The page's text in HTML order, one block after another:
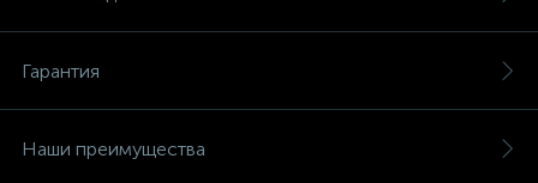
Гарантия
Наши преимущества